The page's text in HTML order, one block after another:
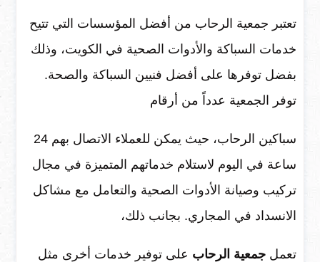
تعتبر جمعية الرحاب من أفضل المؤسسات التي تتيح
خدمات السباكة والأدوات الصحية في الكويت، وذلك
بفضل توفرها على أفضل فنيين السباكة والصحة.
توفر الجمعية عدداً من أرقام
سباكين الرحاب، حيث يمكن للعملاء الاتصال بهم 24
ساعة في اليوم لاستلام خدماتهم المتميزة في مجال
تركيب وصيانة الأدوات الصحية والتعامل مع مشاكل
الانسداد في المجاري. بجانب ذلك،
تعمل جمعية الرحاب على توفير خدمات أخرى مثل